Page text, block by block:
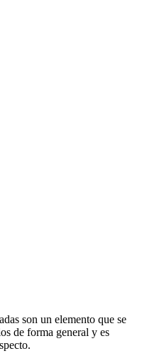
son un elemento que se
de forma general y es